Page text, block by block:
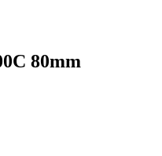
80mm